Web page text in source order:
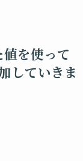
を使って
していきま